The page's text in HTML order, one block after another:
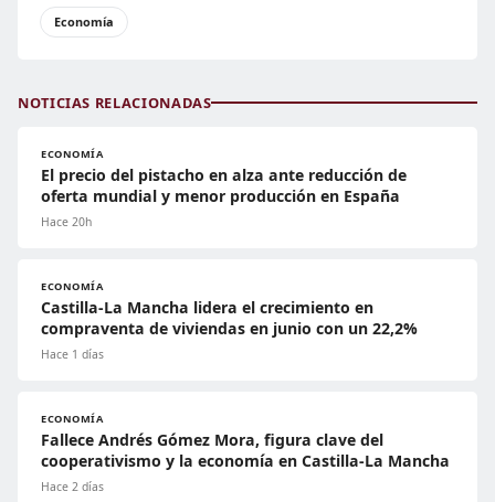
Economía
NOTICIAS RELACIONADAS
ECONOMÍA
El precio del pistacho en alza ante reducción de
oferta mundial y menor producción en España
Hace 20h
ECONOMÍA
Castilla-La Mancha lidera el crecimiento en
compraventa de viviendas en junio con un 22,2%
Hace 1 días
ECONOMÍA
Fallece Andrés Gómez Mora, figura clave del
cooperativismo y la economía en Castilla-La Mancha
Hace 2 días